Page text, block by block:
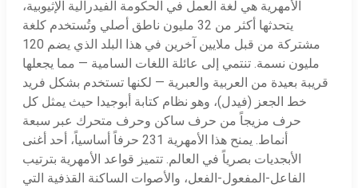
الأمهرية هي لغة العمل في الحكومة الفيدرالية الإثيوبية،
يتحدثها أكثر من 32 مليون ناطق أصلي وتُستخدم كلغة
مشتركة من قبل ملايين آخرين في هذا البلد الذي يضم 120
مليون نسمة. تنتمي إلى عائلة اللغات السامية — مما يجعلها
قريبة بعيدة من العربية والعبرية — لكنها تستخدم بشكل فريد
خط الجعز (فيدل)، وهو نظام كتابة أبوجيدا حيث يمثل كل
حرف مزيجاً من حرف ساكن وحرف متحرك عبر سبعة
أنماط. يمنح هذا الأمهرية 231 حرفاً أساسياً، أحد أغنى
الأبجديات بصرياً في العالم. تتميز قواعد الأمهرية بترتيب
الفاعل-المفعول-الفعل، والأصوات الساكنة القذفية التي